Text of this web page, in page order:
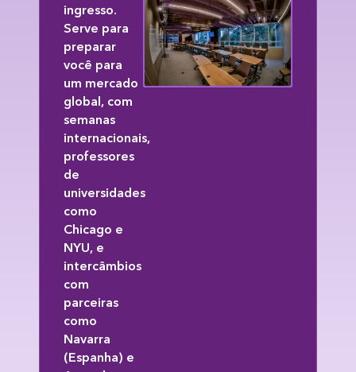
ingresso.
Serve para
preparar
você para
um mercado
global, com
semanas
internacionais,
professores
de
universidades
como
Chicago e
NYU, e
intercâmbios
com
parceiras
como
Navarra
(Espanha) e